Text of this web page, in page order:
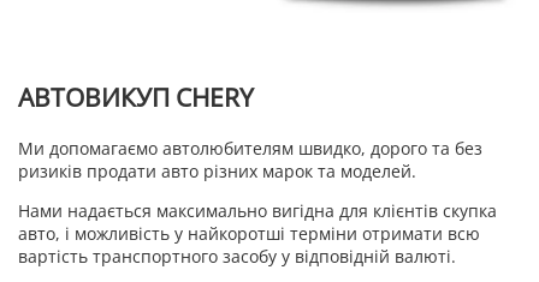
АВТОВИКУП CHERY
Ми допомагаємо автолюбителям швидко, дорого та без
ризиків продати авто різних марок та моделей.
Нами надається максимально вигідна для клієнтів скупка
авто, і можливість у найкоротші терміни отримати всю
вартість транспортного засобу у відповідній валюті.